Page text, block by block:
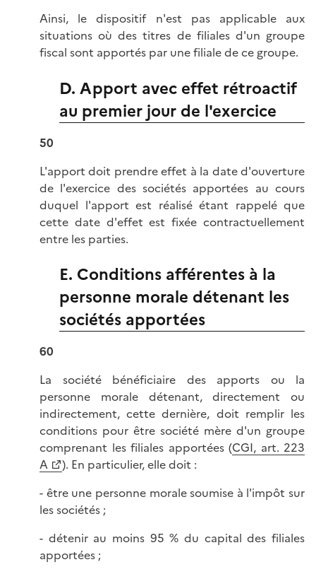
Ainsi, le dispositif n'est pas applicable aux
situations où des titres de filiales d'un groupe
fiscal sont apportés par une filiale de ce groupe.
D. Apport avec effet rétroactif
au premier jour de l'exercice
50
L'apport doit prendre effet à la date d'ouverture
de l'exercice des sociétés apportées au cours
duquel l'apport est réalisé étant rappelé que
cette date d'effet est fixée contractuellement
entre les parties.
E. Conditions afférentes à la
personne morale détenant les
sociétés apportées
60
La société bénéficiaire des apports ou la
personne morale détenant, directement ou
indirectement, cette dernière, doit remplir les
conditions pour être société mère d'un groupe
comprenant les filiales apportées (CGI, art. 223
A
). En particulier, elle doit :
- être une personne morale soumise à l'impôt sur
les sociétés ;
- détenir au moins 95 % du capital des filiales
apportées ;